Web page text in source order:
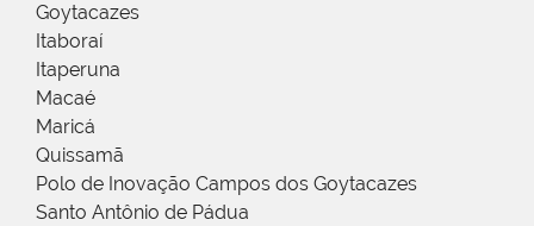
Goytacazes
Itaboraí
Itaperuna
Macaé
Maricá
Quissamã
Polo de Inovação Campos dos Goytacazes
Santo Antônio de Pádua